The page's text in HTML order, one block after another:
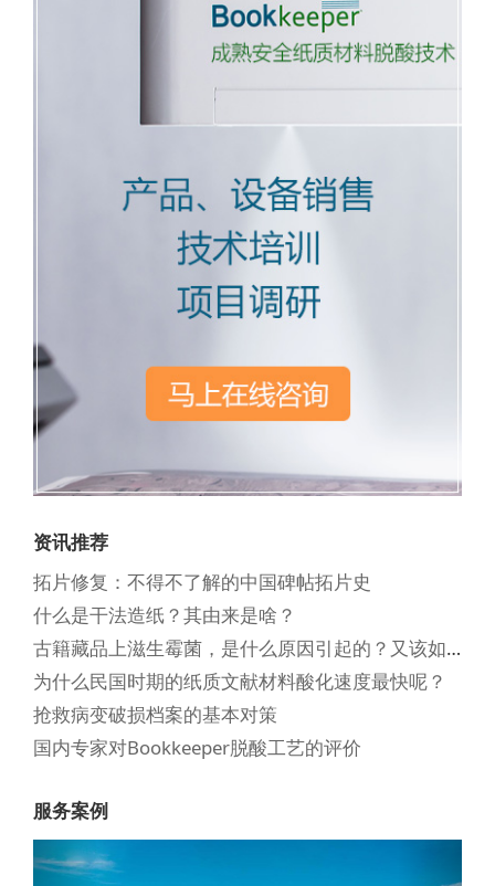
资讯推荐
拓片修复：不得不了解的中国碑帖拓片史
什么是干法造纸？其由来是啥？
古籍藏品上滋生霉菌，是什么原因引起的？又该如何清除？
为什么民国时期的纸质文献材料酸化速度最快呢？
抢救病变破损档案的基本对策
国内专家对Bookkeeper脱酸工艺的评价
服务案例
Previous